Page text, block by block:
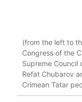
(from the left to
Congress of the
Supreme Council
Refat Chubarov
Crimean Tatar